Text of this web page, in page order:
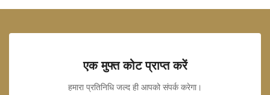
एक मुफ्त कोट प्राप्त करें
हमारा प्रतिनिधि जल्द ही आपको संपर्क करेगा।